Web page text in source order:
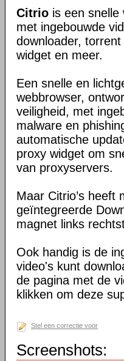
Citrio is een snelle
met ingebouwde
downloader,
widget en meer.
Een snelle en
webbrowser,
veiligheid, met
malware en
automatische
proxy widget om
van proxyservers.
Maar Citrio’s heeft
geïntegreerde
magnet links
Ook handig is de
video's kunt
de pagina met de
klikken om deze
Stel een correctie voor
Screenshots: